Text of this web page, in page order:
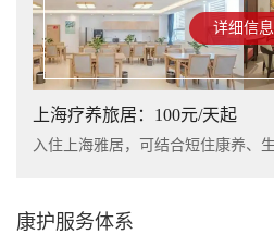
详细信息
上海疗养旅居：100元/天起
康护服务体系